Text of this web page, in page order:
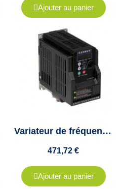
Ajouter au panier
Variateur de fréquence Teco - 1.5Kw - Tri - 3.8A - L510-402-SH3F-PA
471,72 €
Ajouter au panier